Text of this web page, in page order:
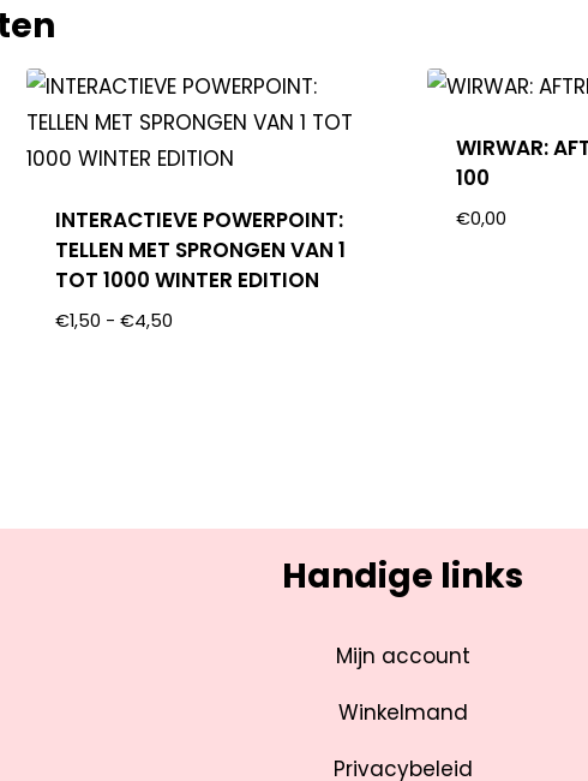
INTERACTIEVE POWERPOINT:
TELLEN MET SPRONGEN VAN 1
TOT 1000 WINTER EDITION
€1,50 - €4,50
WIRWAR:
100
€0,00
Handige links
Mijn account
Winkelmand
Privacybeleid